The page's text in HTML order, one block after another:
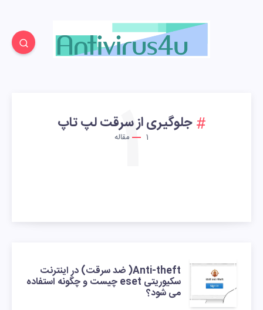
جلوگیری از سرقت لپ تاپ
1 مقاله
1
Anti-theft( ضد سرقت) در اینترنت
سکیوریتی eset چیست و چگونه استفاده
می شود؟